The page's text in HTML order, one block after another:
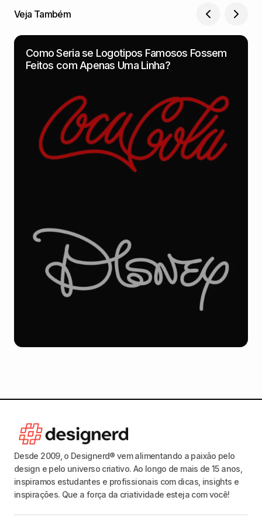
Veja Também
Como Seria se Logotipos Famosos Fossem
Feitos com Apenas Uma Linha?
Desde 2009, o Designerd® vem alimentando a paixão pelo
design e pelo universo criativo. Ao longo de mais de 15 anos,
inspiramos estudantes e profissionais com dicas, insights e
inspirações. Que a força da criatividade esteja com você!